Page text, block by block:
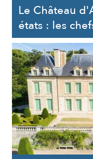
Le Château
états : les